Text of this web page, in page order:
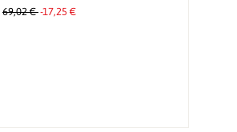
69,02 €-17,25 €